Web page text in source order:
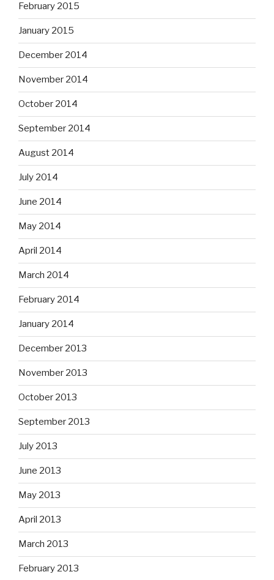
February 2015
January 2015
December 2014
November 2014
October 2014
September 2014
August 2014
July 2014
June 2014
May 2014
April 2014
March 2014
February 2014
January 2014
December 2013
November 2013
October 2013
September 2013
July 2013
June 2013
May 2013
April 2013
March 2013
February 2013